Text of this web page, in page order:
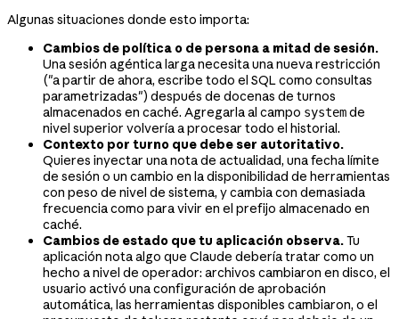
Algunas situaciones donde esto importa:
Cambios de política o de persona a mitad de sesión.
Una sesión agéntica larga necesita una nueva restricción
("a partir de ahora, escribe todo el SQL como consultas
parametrizadas") después de docenas de turnos
almacenados en caché. Agregarla al campo systemde
nivel superior volvería a procesar todo el historial.
Contexto por turno que debe ser autoritativo.
Quieres inyectar una nota de actualidad, una fecha límite
de sesión o un cambio en la disponibilidad de herramientas
con peso de nivel de sistema, y cambia con demasiada
frecuencia como para vivir en el prefijo almacenado en
caché.
Cambios de estado que tu aplicación observa.Tu
aplicación nota algo que Claude debería tratar como un
hecho a nivel de operador: archivos cambiaron en disco, el
usuario activó una configuración de aprobación
automática, las herramientas disponibles cambiaron, o el